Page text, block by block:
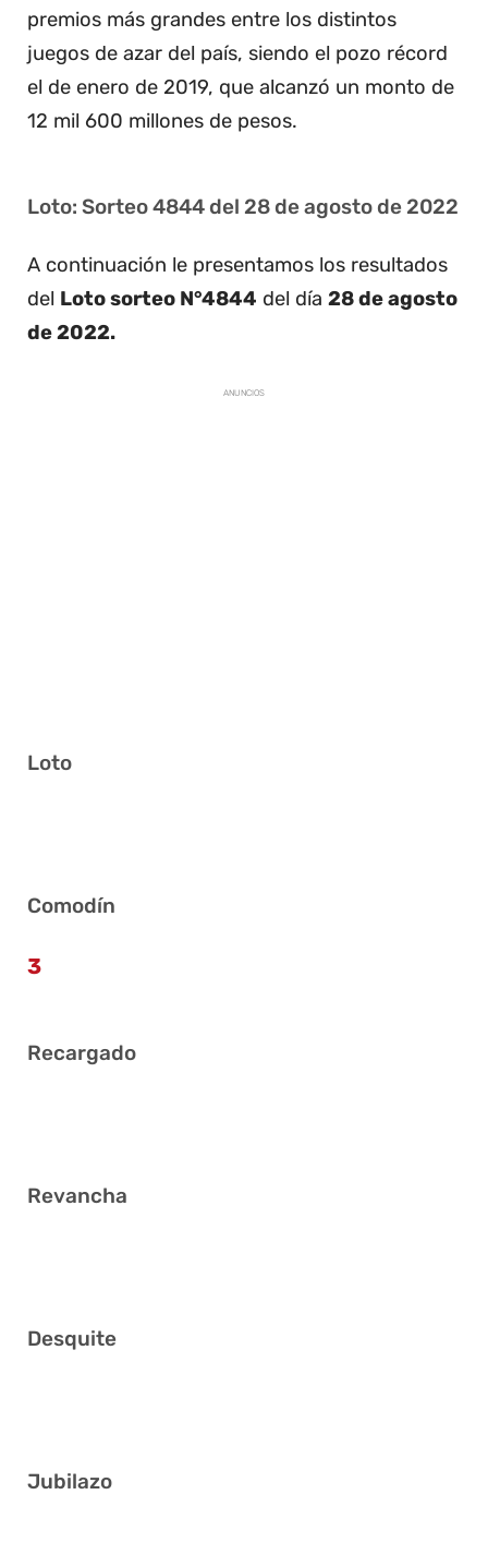
premios más grandes entre los distintos
juegos de azar del país, siendo el pozo récord
el de enero de 2019, que alcanzó un monto de
12 mil 600 millones de pesos.
Loto: Sorteo 4844 del 28 de agosto de 2022
A continuación le presentamos los resultados
del Loto sorteo N°4844 del día 28 de agosto
de 2022.
ANUNCIOS
Loto
Comodín
3
Recargado
Revancha
Desquite
Jubilazo